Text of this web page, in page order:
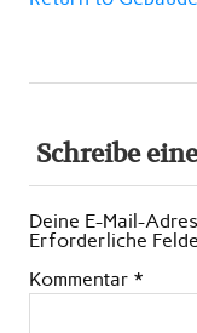
Schreibe
Deine E-Mail-
Erforderliche
Kommentar *